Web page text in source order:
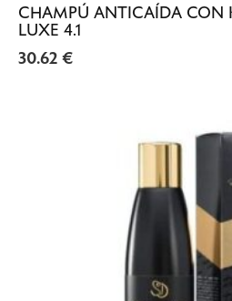
CHAMPÚ ANTICAÍDA CON
LUXE 4.1
30.62 €